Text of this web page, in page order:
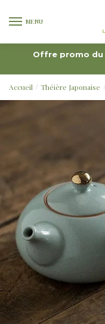
MENU
Offre promo du
Accueil / Théière Japonaise /